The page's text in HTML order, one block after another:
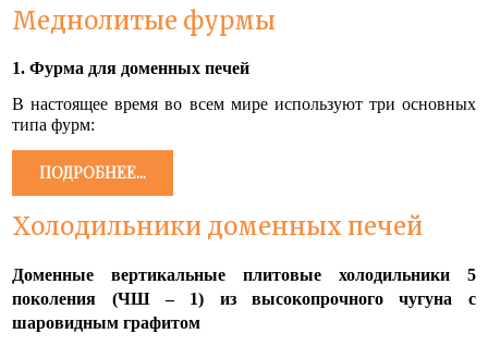
Меднолитые фурмы
1. Фурма для доменных печей
В настоящее время во всем мире используют три основных
типа фурм:
ПОДРОБНЕЕ...
Холодильники доменных печей
Доменные вертикальные плитовые холодильники 5
поколения (ЧШ – 1) из высокопрочного чугуна с
шаровидным графитом